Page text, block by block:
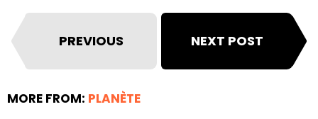
PREVIOUS NEXT POST
MORE FROM: PLANÈTE